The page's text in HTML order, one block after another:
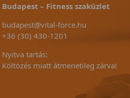
Budapest – Fitness szaküzlet
budapest@vital-force.hu
+36 (30) 430-1201
Nyitva tartás:
Költözés miatt átmenetileg zárva!